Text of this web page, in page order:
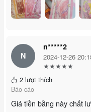
N
n*****2
2024-12-26
★★★★★
2 lượt thích
Báo cáo
Giá tiền bằng này chất